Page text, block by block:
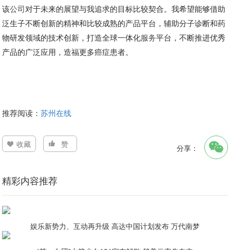
该公司对于未来的展望与我追求的目标比较契合。我希望能够借助
泛生子不断创新的精神和比较成熟的产品平台，辅助分子诊断和药
物研发领域的技术创新，打造全球一体化服务平台，不断推进优秀
产品的广泛应用，造福更多癌症患者。
推荐阅读：苏州在线
收藏 赞 分享：
精彩内容推荐
娱乐新势力、互动再升级 高达中国计划发布 万代南梦